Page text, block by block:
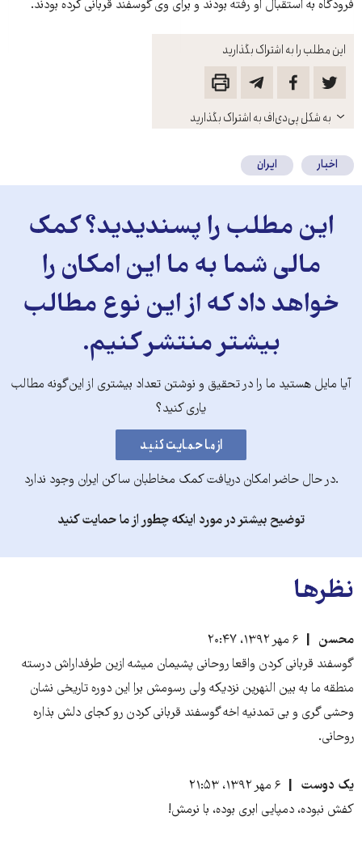
این مطلب را به اشتراک بگذارید
باز
کنید
به شکل پی‌دی‌اف به اشتراک بگذارید
فرودگاه به استقبال او رفته بودند و برای وی گوسفند قربانی کرده بودند.
اخبار ایران
این مطلب را پسندیدید؟ کمک
مالی شما به ما این امکان را
خواهد داد که از این نوع مطالب
بیشتر منتشر کنیم.
آیا مایل هستید ما را در تحقیق و نوشتن تعداد بیشتری از این‌گونه مطالب
یاری کنید؟
.در حال حاضر امکان دریافت کمک مخاطبان ساکن ایران وجود ندارد
توضیح بیشتر در مورد اینکه چطور از ما حمایت کنید
نظرها
محسن
۶ مهر ۱۳۹۲، ۲۰:۴۷
گوسفند قربانی کردن واقعا روحانی پشیمان میشه ازین طرفداراش درسته
منطقه ما به بین النهرین نزدیکه ولی رسومش برا این دوره تاریخی نشان
وحشی گری و بی تمدنیه اخه گوسفند قربانی کردن رو کجای دلش بذاره
روحانی.
یک دوست
۶ مهر ۱۳۹۲، ۲۱:۵۳
کفش نبوده، دمپایی ابری بوده، با نرمش!